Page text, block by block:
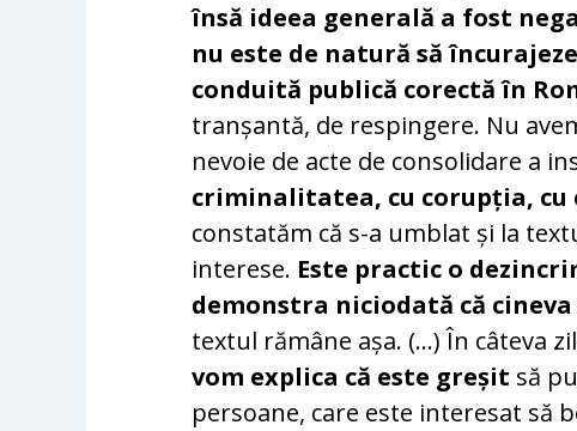
însă ideea generală a fost
nu este de natură să
conduită publică corectă în
tranșantă, de respingere. Nu
nevoie de acte de consolidare a
criminalitatea, cu corupția,
constatăm că s-a umblat și la
interese. Este practic o
demonstra niciodată că
textul rămâne așa. (...) În câteva
vom explica că este greșit să
persoane, care este interesat să